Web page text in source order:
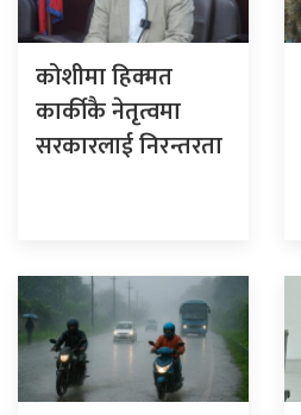
कोशीमा हिक्मत
कार्कीकै नेतृत्वमा
सरकारलाई निरन्तरता